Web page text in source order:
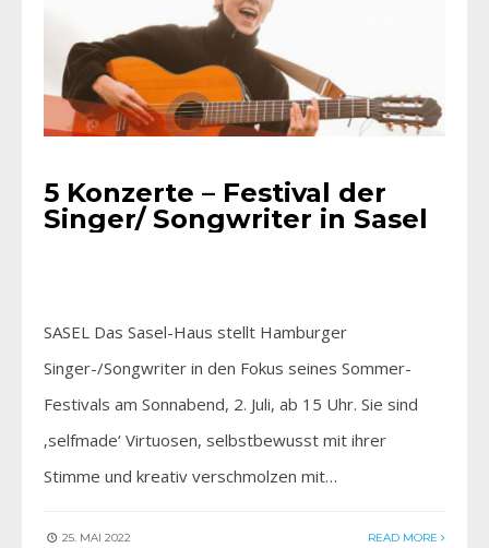
5 Konzerte – Festival der
Singer/ Songwriter in Sasel
SASEL Das Sasel-Haus stellt Hamburger
Singer-/Songwriter in den Fokus seines Sommer-
Festivals am Sonnabend, 2. Juli, ab 15 Uhr. Sie sind
‚selfmade‘ Virtuosen, selbstbewusst mit ihrer
Stimme und kreativ verschmolzen mit…
25. MAI 2022 READ MORE